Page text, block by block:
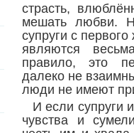
страсть,
мешать любви.
супруги с
являются
правило, это
далеко не
люди не имеют
И если супруги
чувства и